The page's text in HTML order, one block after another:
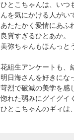
ひとこちゃんは、いつ
んを気にかける人がい
あたたかく愛情にあふ
良質すぎるひとあか。
美弥ちゃんもほんっと
花組生アンケートも、
明日海さんを好きにな
苛烈で破滅の美学を感
惚れた弱みにグイグイ
ひとこちゃんのギィは